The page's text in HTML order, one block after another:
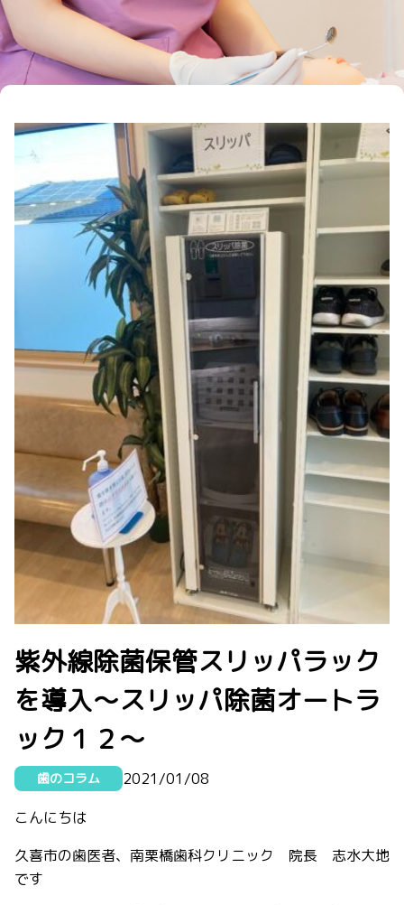
紫外線除菌保管スリッパラック
を導入〜スリッパ除菌オートラ
ック１２〜
歯のコラム
2021/01/08
こんにちは
久喜市の歯医者、南栗橋歯科クリニック 院長 志水大地
です